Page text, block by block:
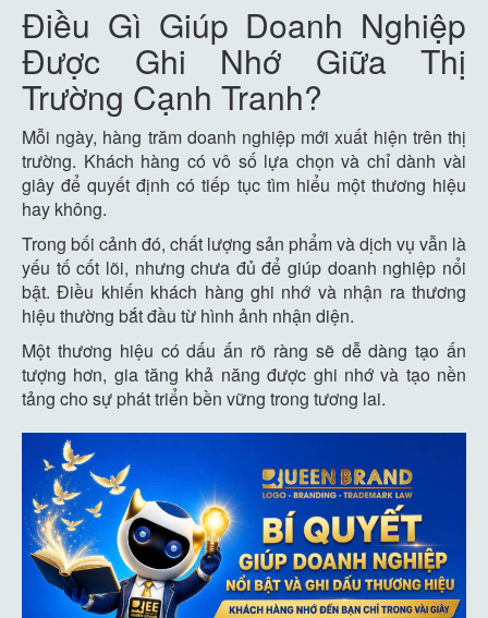
Điều Gì Giúp Doanh Nghiệp
Được Ghi Nhớ Giữa Thị
Trường Cạnh Tranh?
Mỗi ngày, hàng trăm doanh nghiệp mới xuất hiện trên thị
trường. Khách hàng có vô số lựa chọn và chỉ dành vài
giây để quyết định có tiếp tục tìm hiểu một thương hiệu
hay không.
Trong bối cảnh đó, chất lượng sản phẩm và dịch vụ vẫn là
yếu tố cốt lõi, nhưng chưa đủ để giúp doanh nghiệp nổi
bật. Điều khiến khách hàng ghi nhớ và nhận ra thương
hiệu thường bắt đầu từ hình ảnh nhận diện.
Một thương hiệu có dấu ấn rõ ràng sẽ dễ dàng tạo ấn
tượng hơn, gia tăng khả năng được ghi nhớ và tạo nền
tảng cho sự phát triển bền vững trong tương lai.